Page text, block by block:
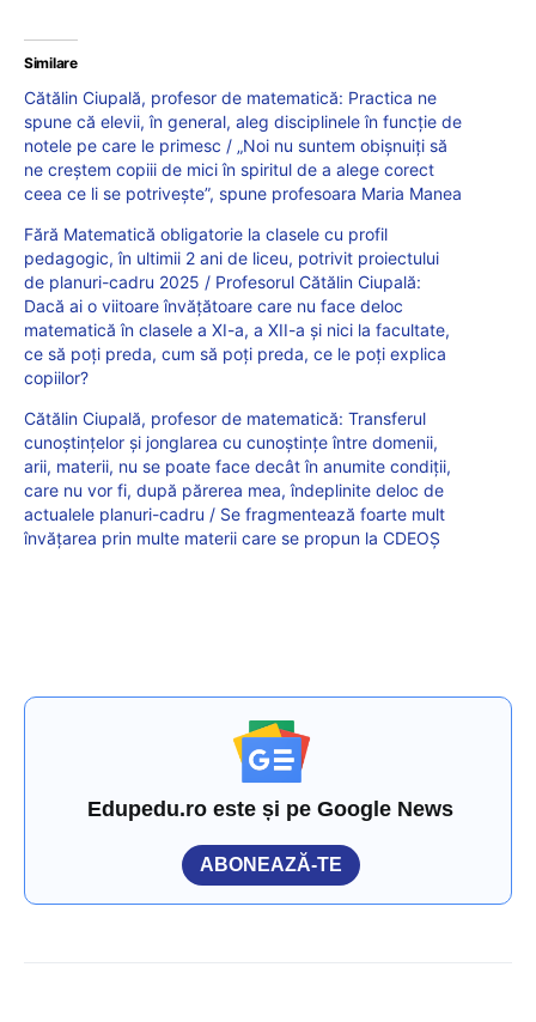
Similare
Cătălin Ciupală, profesor de matematică: Practica ne
spune că elevii, în general, aleg disciplinele în funcție de
notele pe care le primesc / „Noi nu suntem obișnuiți să
ne creștem copiii de mici în spiritul de a alege corect
ceea ce li se potrivește”, spune profesoara Maria Manea
Fără Matematică obligatorie la clasele cu profil
pedagogic, în ultimii 2 ani de liceu, potrivit proiectului
de planuri-cadru 2025 / Profesorul Cătălin Ciupală:
Dacă ai o viitoare învățătoare care nu face deloc
matematică în clasele a XI-a, a XII-a și nici la facultate,
ce să poți preda, cum să poți preda, ce le poți explica
copiilor?
Cătălin Ciupală, profesor de matematică: Transferul
cunoștințelor și jonglarea cu cunoștințe între domenii,
arii, materii, nu se poate face decât în anumite condiții,
care nu vor fi, după părerea mea, îndeplinite deloc de
actualele planuri-cadru / Se fragmentează foarte mult
învățarea prin multe materii care se propun la CDEOȘ
Edupedu.ro este și pe Google News
ABONEAZĂ-TE